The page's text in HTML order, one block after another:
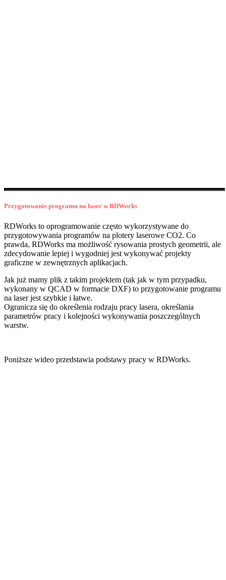
Przygotowanie programu na laser w RDWorks
RDWorks to oprogramowanie często wykorzystywane do
przygotowywania programów na plotery laserowe CO2. Co
prawda, RDWorks ma możliwość rysowania prostych geometrii, ale
zdecydowanie lepiej i wygodniej jest wykonywać projekty
graficzne w zewnętrznych aplikacjach.
Jak już mamy plik z takim projektem (tak jak w tym przypadku,
wykonany w QCAD w formacie DXF) to przygotowanie programu
na laser jest szybkie i łatwe.
Ogranicza się do określenia rodzaju pracy lasera, określania
parametrów pracy i kolejności wykonywania poszczególnych
warstw.
Poniższe wideo przedstawia podstawy pracy w RDWorks.